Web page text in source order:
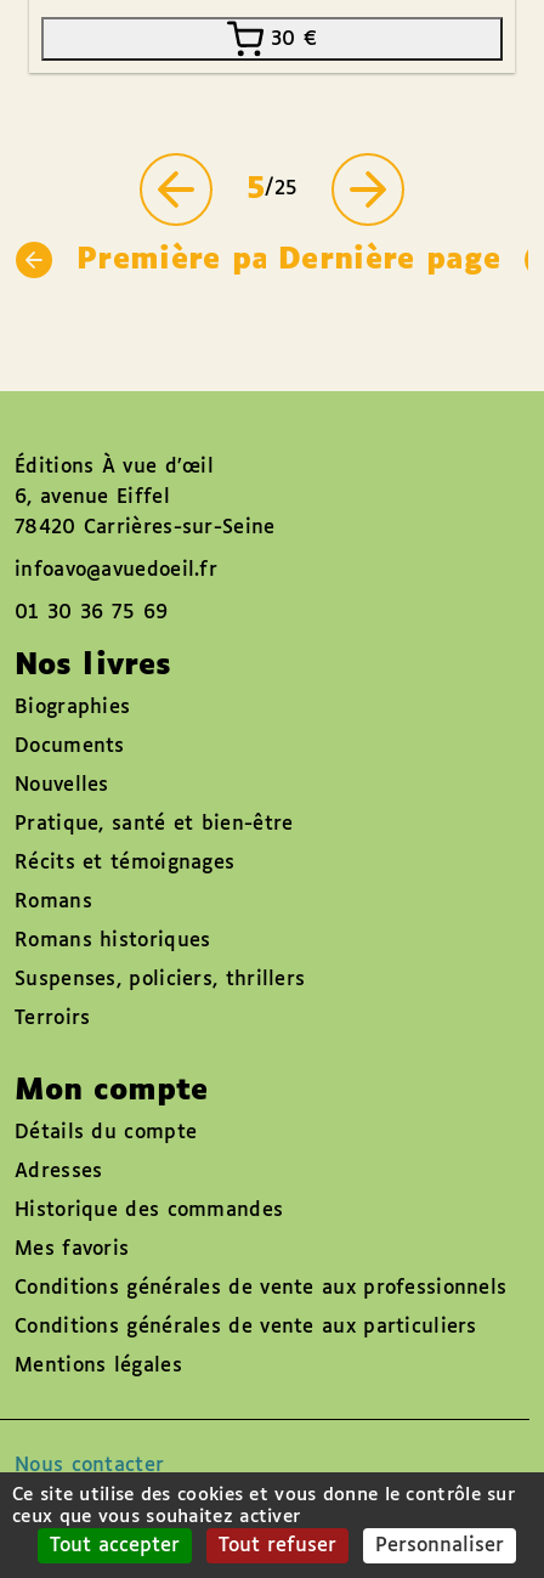
30 €
Première page
5/25
Dernière page
Éditions À vue d’œil
6, avenue Eiffel
78420 Carrières-sur-Seine
infoavo@avuedoeil.fr
01 30 36 75 69
Nos livres
Biographies
Documents
Nouvelles
Pratique, santé et bien-être
Récits et témoignages
Romans
Romans historiques
Suspenses, policiers, thrillers
Terroirs
Mon compte
Détails du compte
Adresses
Historique des commandes
Mes favoris
Conditions générales de vente aux professionnels
Conditions générales de vente aux particuliers
Mentions légales
Nous contacter
Suivez-nous sur
Ce site utilise des cookies et vous donne le contrôle sur
ceux que vous souhaitez activer
Tout accepter Tout refuser Personnaliser